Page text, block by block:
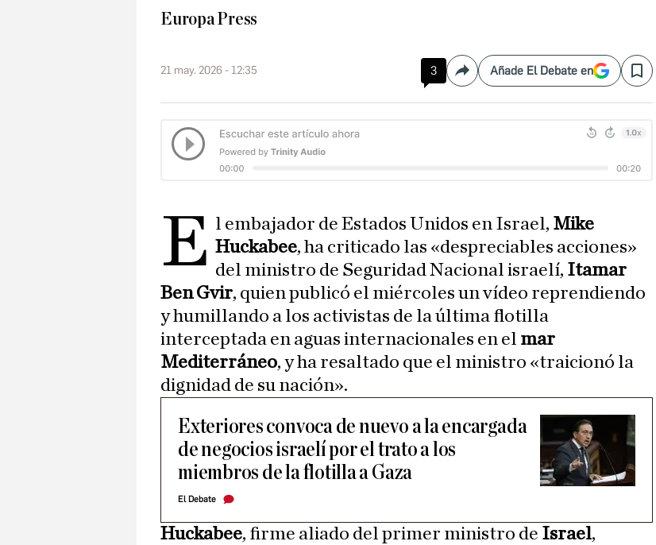
Europa Press
21 may. 2026 - 12:35 3 CompartirAñade El Debate en Save
E l embajador de Estados Unidos en Israel, Mike
Huckabee, ha criticado las «despreciables acciones»
del ministro de Seguridad Nacional israelí, Itamar
Ben Gvir, quien publicó el miércoles un vídeo reprendiendo
y humillando a los activistas de la última flotilla
interceptada en aguas internacionales en el mar
Mediterráneo, y ha resaltado que el ministro «traicionó la
dignidad de su nación».
Exteriores convoca de nuevo a la encargada
de negocios israelí por el trato a los
miembros de la flotilla a Gaza
El Debate
Huckabee, firme aliado del primer ministro de Israel,